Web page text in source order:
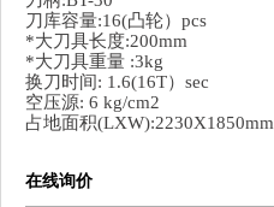
刀库容量:16(凸轮）pcs
*大刀具长度:200mm
*大刀具重量 :3kg
换刀时间: 1.6(16T）sec
空压源: 6 kg/cm2
占地面积(LXW):2230X1850mm
在线询价